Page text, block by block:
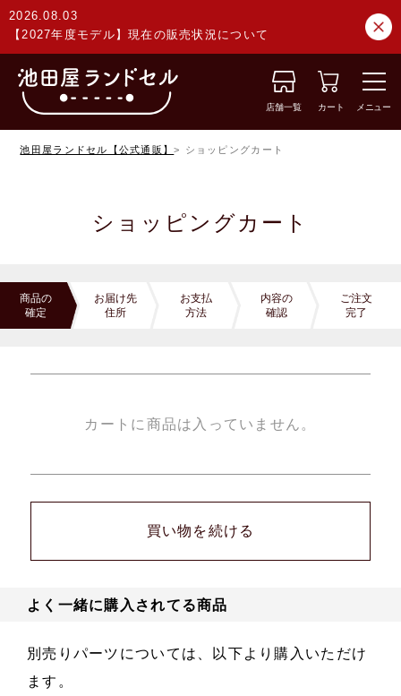
2026.08.03
【2027年度モデル】現在の販売状況について
店舗一覧 カート メニュー
池田屋ランドセル【公式通販】 ショッピングカート
ショッピングカート
商品の
確定
お届け先
住所
お支払
方法
内容の
確認
ご注文
完了
カートに商品は入っていません。
買い物を続ける
よく一緒に購入されてる商品
別売りパーツについては、以下より購入いただけ
ます。